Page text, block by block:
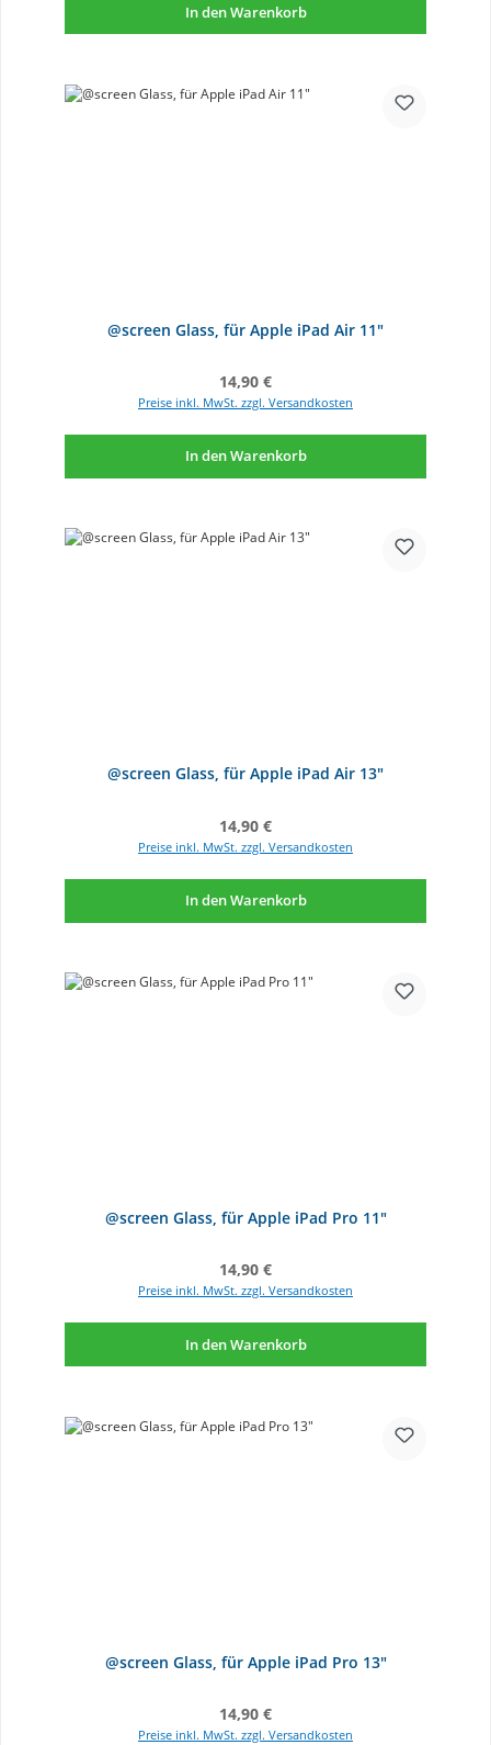
In den Warenkorb
@screen Glass, für Apple iPad Air 11"
Regulärer Preis:
14,90 €
Preise inkl. MwSt. zzgl. Versandkosten
In den Warenkorb
@screen Glass, für Apple iPad Air 13"
Regulärer Preis:
14,90 €
Preise inkl. MwSt. zzgl. Versandkosten
In den Warenkorb
@screen Glass, für Apple iPad Pro 11"
Regulärer Preis:
14,90 €
Preise inkl. MwSt. zzgl. Versandkosten
In den Warenkorb
@screen Glass, für Apple iPad Pro 13"
Regulärer Preis:
14,90 €
Preise inkl. MwSt. zzgl. Versandkosten